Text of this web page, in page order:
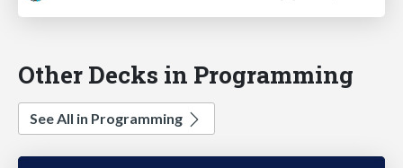
Other Decks in Programming
See All in Programming